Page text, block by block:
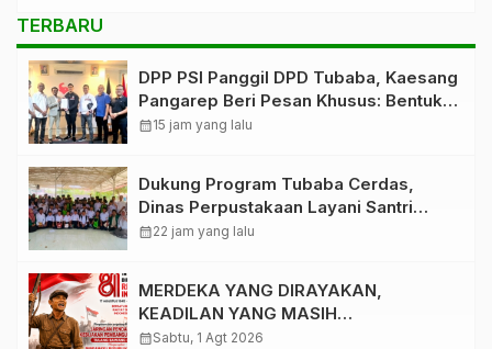
TERBARU
DPP PSI Panggil DPD Tubaba, Kaesang
Pangarep Beri Pesan Khusus: Bentuk
Struktur Hingga TPS Demi
calendar_month15 jam yang lalu
Dukung Program Tubaba Cerdas,
Dinas Perpustakaan Layani Santri
Ponpes Darul Hidayah Al Anshori
calendar_month22 jam yang lalu
MERDEKA YANG DIRAYAKAN,
KEADILAN YANG MASIH
DIPERJUANGKAN
calendar_monthSabtu, 1 Agt 2026